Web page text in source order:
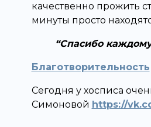
качественно прожить
минуты просто
Спасибо
Благотворительность
Сегодня у хосписа
Симоновой https://